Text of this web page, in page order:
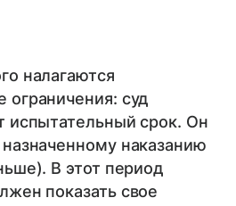
налагаются
суд
испытательный срок. Он
наказанию
В этот период
показать свое